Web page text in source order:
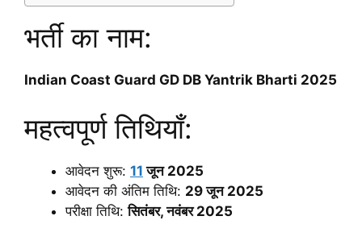
भर्ती का नाम:
Indian Coast Guard GD DB Yantrik Bharti 2025
महत्वपूर्ण तिथियाँ:
आवेदन शुरू: 11 जून 2025
आवेदन की अंतिम तिथि: 29 जून 2025
परीक्षा तिथि:सितंबर, नवंबर 2025